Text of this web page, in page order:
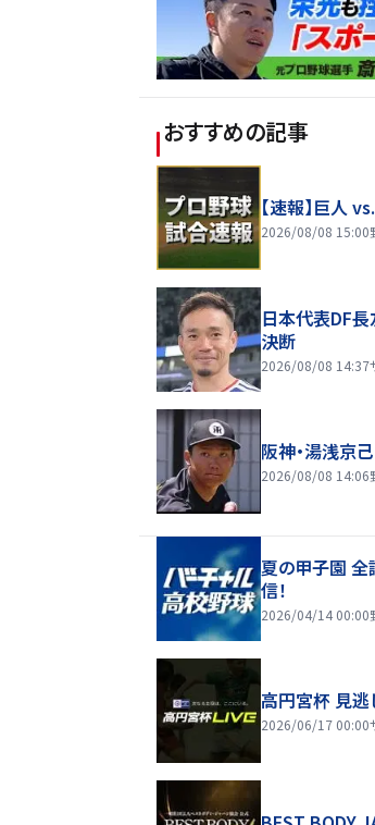
おすすめの記事
【速報】巨人
2026/08/08 15:00
日本代表DF
決断
2026/08/08 14:37
阪神・湯浅京
2026/08/08 14:06
夏の甲子園 全
信！
2026/04/14 00:00
高円宮杯 見逃
2026/06/17 00:00